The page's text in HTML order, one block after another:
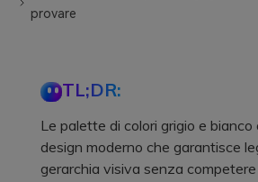
provare
TL;DR:
Le palette di colori grigio e
design moderno che garantisce
gerarchia visiva senza